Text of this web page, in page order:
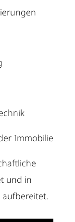
Immobilie
und in